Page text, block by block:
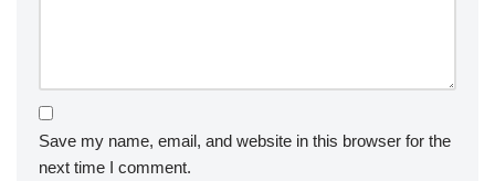
Save my name, email, and website in this browser for the
next time I comment.